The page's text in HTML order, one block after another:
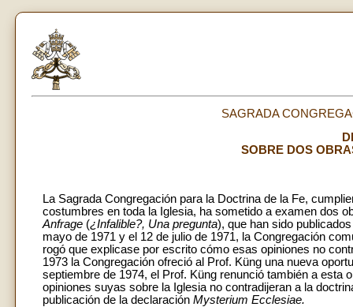
SAGRADA
SOBRE DOS
La Sagrada Congregación para la Doctrina de la Fe,
costumbres en toda la Iglesia, ha sometido a examen dos
Anfrage (¿Infalible?, Una pregunta), que han sido
mayo de 1971 y el 12 de julio de 1971, la Congregación
rogó que explicase por escrito cómo esas opiniones no
1973 la Congregación ofreció al Prof. Küng una nueva
septiembre de 1974, el Prof. Küng renunció también a esta
opiniones suyas sobre la Iglesia no contradijeran a la
publicación de la declaración Mysterium Ecclesiae.